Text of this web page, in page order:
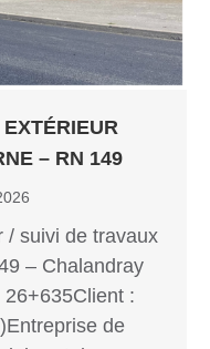
– RN 149
/ suivi de travaux
– Chalandray
:
de